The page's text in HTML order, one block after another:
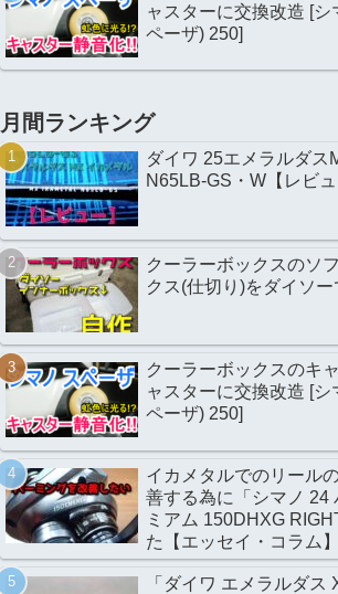
ャスターに交換改造 [シ
ペーザ) 250]
月間ランキング
ダイワ 25エメラルダス
N65LB-GS・W【レビュ
クーラーボックスのソ
クス(仕切り)をダイソー
クーラーボックスのキ
ャスターに交換改造 [シ
ペーザ) 250]
イカメタルでのリール
善する為に「シマノ 24
ミアム 150DHXG
た【エッセイ・コラム】
「ダイワ エメラルダス